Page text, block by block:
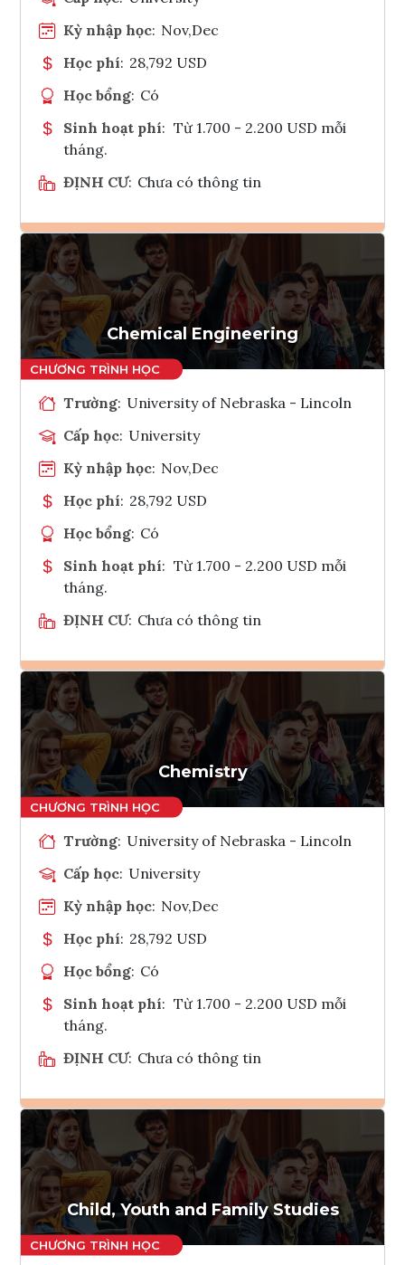
Kỳ nhập học: Nov,Dec
Học phí: 28,792 USD
Học bổng: Có
Sinh hoạt phí: Từ 1.700 - 2.200 USD mỗi
tháng.
ĐỊNH CƯ: Chưa có thông tin
Ghi danh
Tham vấn Interlink
Chemical Engineering
Trường: University of Nebraska - Lincoln
Cấp học: University
Kỳ nhập học: Nov,Dec
Học phí: 28,792 USD
Học bổng: Có
Sinh hoạt phí: Từ 1.700 - 2.200 USD mỗi
tháng.
ĐỊNH CƯ: Chưa có thông tin
Ghi danh
Tham vấn Interlink
Chemistry
Trường: University of Nebraska - Lincoln
Cấp học: University
Kỳ nhập học: Nov,Dec
Học phí: 28,792 USD
Học bổng: Có
Sinh hoạt phí: Từ 1.700 - 2.200 USD mỗi
tháng.
ĐỊNH CƯ: Chưa có thông tin
Ghi danh
Tham vấn Interlink
Child, Youth and Family Studies